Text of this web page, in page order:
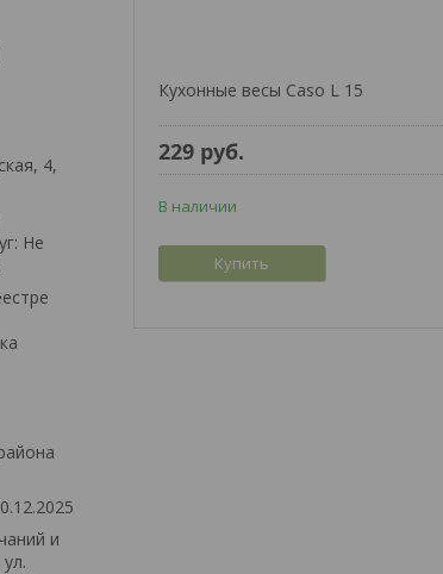
4,
Не
и
Кухонные весы Caso L 15
229 руб.
В наличии
Купить